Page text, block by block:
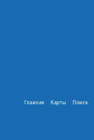
Главная Карты Поиск